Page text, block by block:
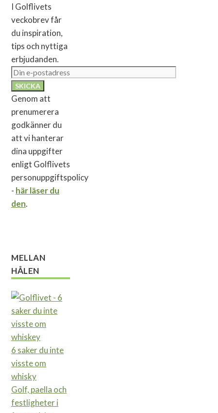
I Golflivets
veckobrev får
du inspiration,
tips och nyttiga
erbjudanden.
Genom att
prenumerera
godkänner du
att vi hanterar
dina uppgifter
enligt Golflivets
personuppgiftspolicy
- här läser du
den.
MELLAN
HÅLEN
6 saker du inte
visste om
whisky
Golf, paella och
festligheter i